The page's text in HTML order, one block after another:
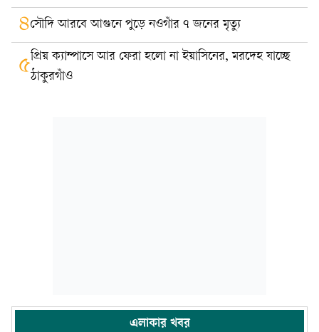
৪সৌদি আরবে আগুনে পুড়ে নওগাঁর ৭ জনের মৃত্যু
৫প্রিয় ক্যাম্পাসে আর ফেরা হলো না ইয়াসিনের, মরদেহ যাচ্ছে
ঠাকুরগাঁও
এলাকার খবর